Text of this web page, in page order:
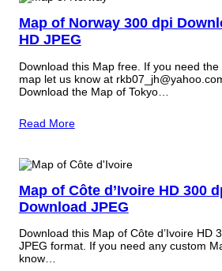
Map of Norway 300 dpi
HD JPEG
Download this Map free. If you need the
map let us know at
Download the Map of Tokyo…
Read More
Map of Côte d’Ivoire HD 300
Download JPEG
Download this Map of Côte d’Ivoire HD
JPEG format. If you need any custom
know…